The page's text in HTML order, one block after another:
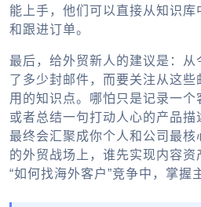
能上手，他们可以直接从知识库
和跟进订单。
最后，给外贸新人的建议是：从
了多少封邮件，而要关注从这
用的知识点。哪怕只是记录一个
或者总结一句打动人心的产品描
最终会汇聚成你个人和公司最
的外贸战场上，谁先实现内容
“如何找海外客户”竞争中，掌握